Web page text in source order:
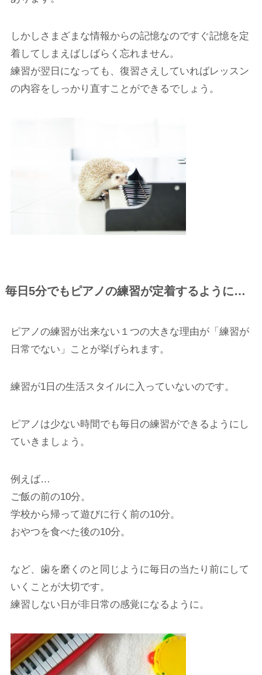
しかしさまざまな情報からの記憶なのですぐ記憶を定
着してしまえばしばらく忘れません。
練習が翌日になっても、復習さえしていればレッスン
の内容をしっかり直すことができるでしょう。
毎日5分でもピアノの練習が定着するように…
ピアノの練習が出来ない１つの大きな理由が「練習が
日常でない」ことが挙げられます。
練習が1日の生活スタイルに入っていないのです。
ピアノは少ない時間でも毎日の練習ができるようにし
ていきましょう。
例えば…
ご飯の前の10分。
学校から帰って遊びに行く前の10分。
おやつを食べた後の10分。
など、歯を磨くのと同じように毎日の当たり前にして
いくことが大切です。
練習しない日が非日常の感覚になるように。